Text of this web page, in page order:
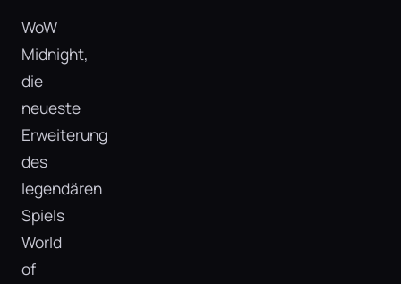
WoW
Midnight,
die
neueste
Erweiterung
des
legendären
Spiels
World
of